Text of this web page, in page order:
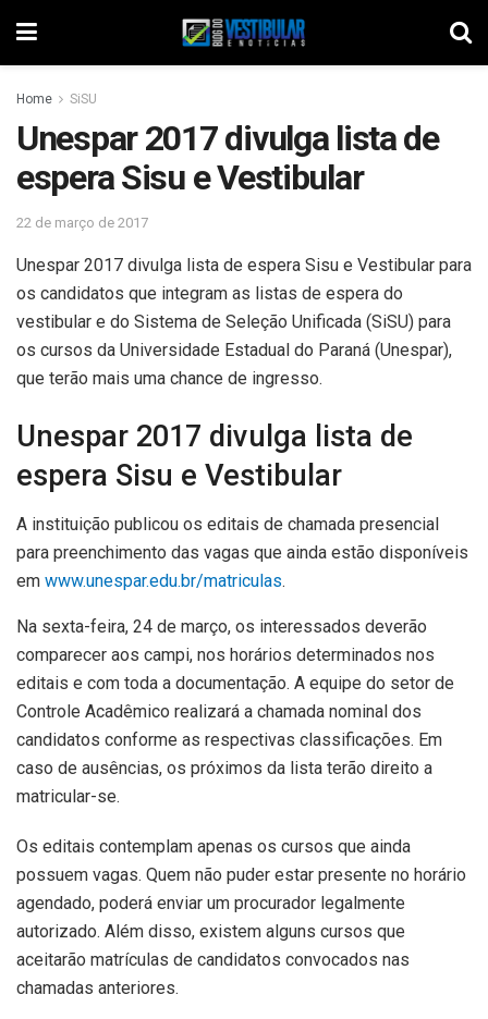
Home SiSU
Unespar 2017 divulga lista de
espera Sisu e Vestibular
22 de março de 2017
Unespar 2017 divulga lista de espera Sisu e Vestibular para
os candidatos que integram as listas de espera do
vestibular e do Sistema de Seleção Unificada (SiSU) para
os cursos da Universidade Estadual do Paraná (Unespar),
que terão mais uma chance de ingresso.
Unespar 2017 divulga lista de
espera Sisu e Vestibular
A instituição publicou os editais de chamada presencial
para preenchimento das vagas que ainda estão disponíveis
em www.unespar.edu.br/matriculas.
Na sexta-feira, 24 de março, os interessados deverão
comparecer aos campi, nos horários determinados nos
editais e com toda a documentação. A equipe do setor de
Controle Acadêmico realizará a chamada nominal dos
candidatos conforme as respectivas classificações. Em
caso de ausências, os próximos da lista terão direito a
matricular-se.
Os editais contemplam apenas os cursos que ainda
possuem vagas. Quem não puder estar presente no horário
agendado, poderá enviar um procurador legalmente
autorizado. Além disso, existem alguns cursos que
aceitarão matrículas de candidatos convocados nas
chamadas anteriores.